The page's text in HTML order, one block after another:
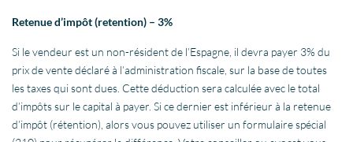
Retenue d’impôt (retention) – 3%
Si le vendeur est un non-résident de l’Espagne, il devra payer 3% du
prix de vente déclaré à l’administration fiscale, sur la base de toutes
les taxes qui sont dues. Cette déduction sera calculée avec le total
d’impôts sur le capital à payer. Si ce dernier est inférieur à la retenue
d’impôt (rétention), alors vous pouvez utiliser un formulaire spécial